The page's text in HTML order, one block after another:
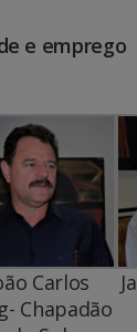
e emprego
Carlos
Chapadão